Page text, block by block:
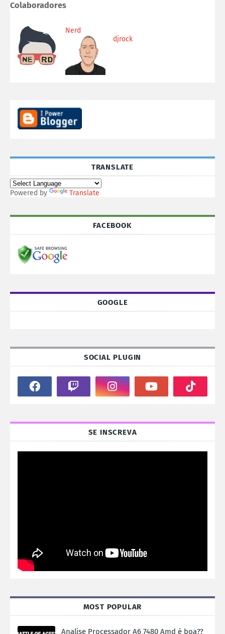
Colaboradores
Nerd
djrock
TRANSLATE
Powered by Translate
FACEBOOK
GOOGLE
SOCIAL PLUGIN
SE INSCREVA
MOST POPULAR
Analise Processador A6 7480 Amd é boa??